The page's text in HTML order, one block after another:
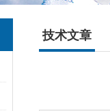
技术文章